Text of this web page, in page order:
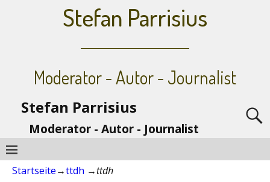
Stefan Parrisius
Moderator - Autor - Journalist
Stefan Parrisius
Moderator - Autor - Journalist
Startseite→ttdh →ttdh